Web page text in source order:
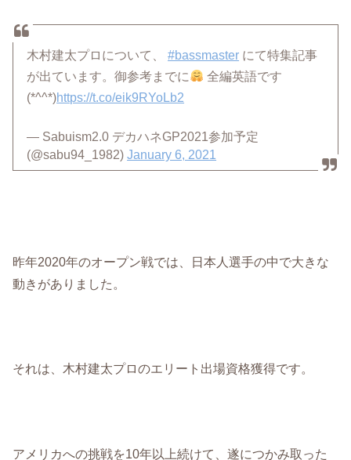
木村建太プロについて、#bassmaster にて特集記事
が出ています。御参考までに
全編英語です
(*^^*)https://t.co/eik9RYoLb2
— Sabuism2.0 デカハネGP2021参加予定
(@sabu94_1982)January 6, 2021
昨年2020年のオープン戦では、日本人選手の中で大きな
動きがありました。
それは、木村建太プロのエリート出場資格獲得です。
アメリカへの挑戦を10年以上続けて、遂につかみ取った